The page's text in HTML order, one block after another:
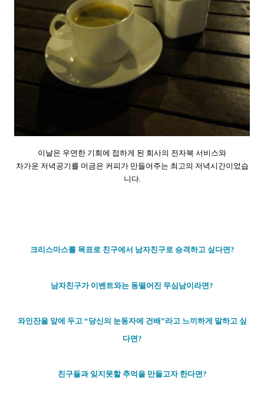
이날은 우연한 기회에 접하게 된 회사의 전자북 서비스와
차가운 저녁공기를 머금은 커피가 만들어주는 최고의 저녁시간이었습
니다.
크리스마스를 목표로 친구에서 남자친구로 승격하고 싶다면?
남자친구가 이벤트와는 동떨어진 무심남이라면?
와인잔을 앞에 두고 “당신의 눈동자에 건배”라고 느끼하게 말하고 싶
다면?
친구들과 잊지못할 추억을 만들고자 한다면?